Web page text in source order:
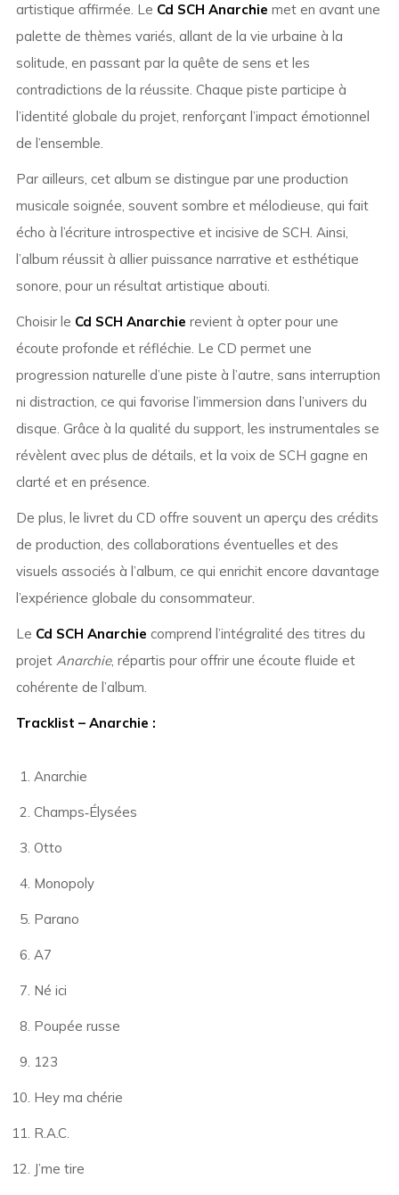
artistique affirmée. Le Cd SCH Anarchie met en avant une
palette de thèmes variés, allant de la vie urbaine à la
solitude, en passant par la quête de sens et les
contradictions de la réussite. Chaque piste participe à
l’identité globale du projet, renforçant l’impact émotionnel
de l’ensemble.
Par ailleurs, cet album se distingue par une production
musicale soignée, souvent sombre et mélodieuse, qui fait
écho à l’écriture introspective et incisive de SCH. Ainsi,
l’album réussit à allier puissance narrative et esthétique
sonore, pour un résultat artistique abouti.
Choisir le Cd SCH Anarchie revient à opter pour une
écoute profonde et réfléchie. Le CD permet une
progression naturelle d’une piste à l’autre, sans interruption
ni distraction, ce qui favorise l’immersion dans l’univers du
disque. Grâce à la qualité du support, les instrumentales se
révèlent avec plus de détails, et la voix de SCH gagne en
clarté et en présence.
De plus, le livret du CD offre souvent un aperçu des crédits
de production, des collaborations éventuelles et des
visuels associés à l’album, ce qui enrichit encore davantage
l’expérience globale du consommateur.
Le Cd SCH Anarchie comprend l’intégralité des titres du
projet Anarchie, répartis pour offrir une écoute fluide et
cohérente de l’album.
Tracklist – Anarchie :
Anarchie
Champs‑Élysées
Otto
Monopoly
Parano
A7
Né ici
Poupée russe
123
Hey ma chérie
R.A.C.
J’me tire